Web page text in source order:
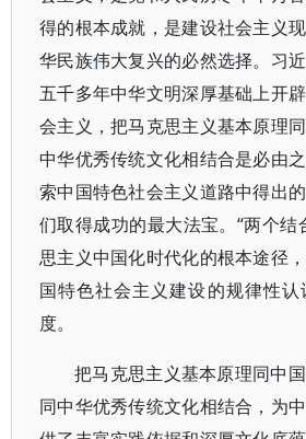
得的根本成就，是建设社会主义
华民族伟大复兴的必然选择。习
五千多年中华文明深厚基础上开
会主义，把马克思主义基本原理
中华优秀传统文化相结合是必由
索中国特色社会主义道路中得出
们取得成功的最大法宝。“两个结
思主义中国化时代化的根本途径
国特色社会主义建设的规律性
度。
把马克思主义基本原理同中国
同中华优秀传统文化相结合，为